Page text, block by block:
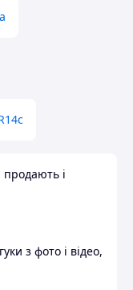
продають і
з фото і відео,